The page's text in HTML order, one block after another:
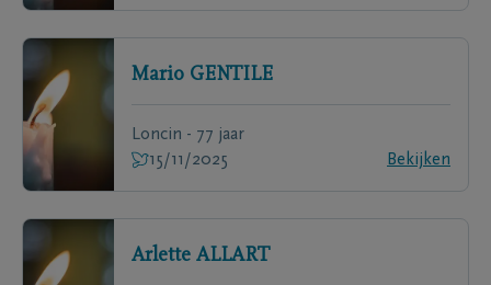
Mario GENTILE
Loncin - 77 jaar
15/11/2025
Bekijken
Arlette ALLART